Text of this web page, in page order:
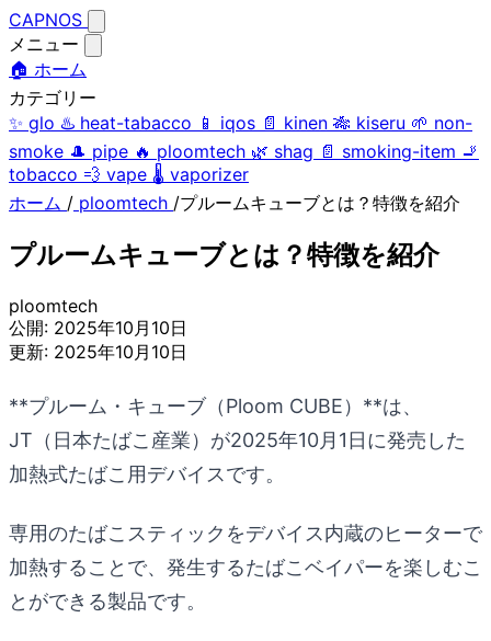
CAPNOS
メニュー
🏠 ホーム
カテゴリー
✨ glo ♨️ heat-tabacco 📱 iqos 📄 kinen 🎋 kiseru 🌱 non-
smoke 🎩 pipe 🔥 ploomtech 🌿 shag 📄 smoking-item 🚬
tobacco 💨 vape 🌡️ vaporizer
ホーム / ploomtech /プルームキューブとは？特徴を紹介
プルームキューブとは？特徴を紹介
ploomtech
公開: 2025年10月10日
更新: 2025年10月10日
**プルーム・キューブ（Ploom CUBE）**は、
JT（日本たばこ産業）が2025年10月1日に発売した
加熱式たばこ用デバイスです。
専用のたばこスティックをデバイス内蔵のヒーターで
加熱することで、発生するたばこベイパーを楽しむこ
とができる製品です。